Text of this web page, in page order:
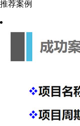
推荐案例